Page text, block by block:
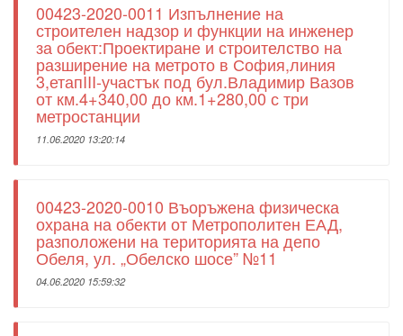
00423-2020-0011 Изпълнение на
строителен надзор и функции на инженер
за обект:Проектиране и строителство на
разширение на метрото в София,линия
3,етапIII-участък под бул.Владимир Вазов
от км.4+340,00 до км.1+280,00 с три
метростанции
11.06.2020 13:20:14
00423-2020-0010 Въоръжена физическа
охрана на обекти от Метрополитен ЕАД,
разположени на територията на депо
Обеля, ул. „Обелско шосе” №11
04.06.2020 15:59:32